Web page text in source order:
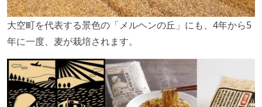
大空町を代表する景色の「メルヘンの丘」にも、4年から5
年に一度、麦が栽培されます。